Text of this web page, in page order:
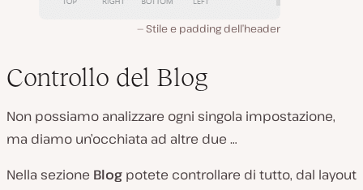
Stile e padding dell’header
Controllo del Blog
Non possiamo analizzare ogni singola impostazione,
ma diamo un’occhiata ad altre due …
Nella sezione Blog potete controllare di tutto, dal layout